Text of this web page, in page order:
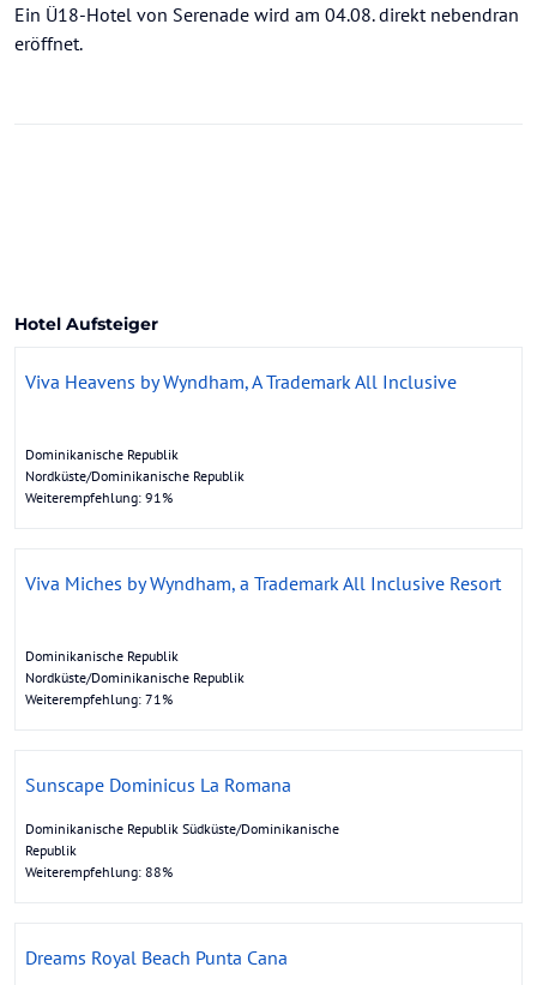
Ein Ü18-Hotel von Serenade wird am 04.08. direkt nebendran
eröffnet.
Hotel Aufsteiger
Viva Heavens by Wyndham, A Trademark All Inclusive
Dominikanische Republik
Nordküste/Dominikanische Republik
Weiterempfehlung: 91%
Viva Miches by Wyndham, a Trademark All Inclusive Resort
Dominikanische Republik
Nordküste/Dominikanische Republik
Weiterempfehlung: 71%
Sunscape Dominicus La Romana
Dominikanische Republik Südküste/Dominikanische
Republik
Weiterempfehlung: 88%
Dreams Royal Beach Punta Cana